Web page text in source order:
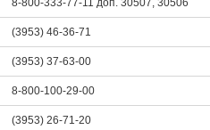
8-800-333-77-11 доп. 30507, 30506
(3953) 46-36-71
(3953) 37-63-00
8-800-100-29-00
(3953) 26-71-20